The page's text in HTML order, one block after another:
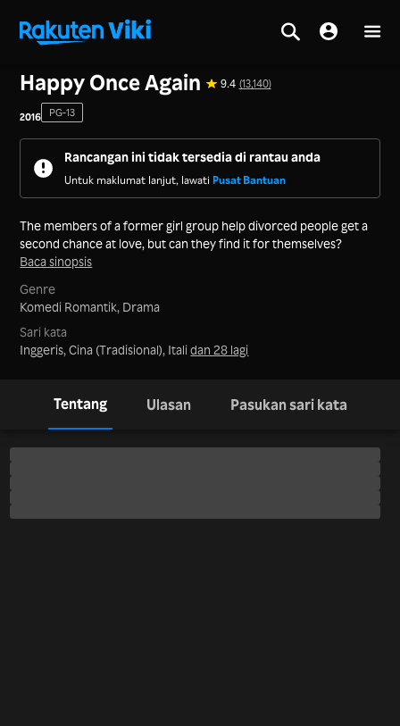
Happy Once Again 9.4 (13,140)
2016 PG-13
Rancangan ini tidak tersedia di rantau anda
Untuk maklumat lanjut, lawati Pusat Bantuan
The members of a former girl group help divorced people get a
second chance at love, but can they find it for themselves?
Baca sinopsis
Genre
Komedi Romantik, Drama
Sari kata
Inggeris, Cina (Tradisional), Italidan 28 lagi
Tentang Ulasan Pasukan sari kata